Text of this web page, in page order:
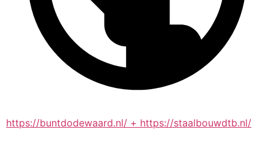
https://buntdodewaard.nl/ + https://staalbouwdtb.nl/